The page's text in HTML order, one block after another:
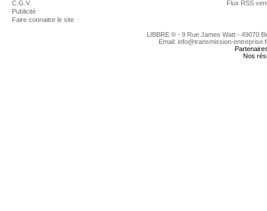
C.G.V.
Publicité
Faire connaitre le site
Flux RSS
LIBBRE ® - 9 Rue James Watt - 49070
Email: info@transmission-
Nos